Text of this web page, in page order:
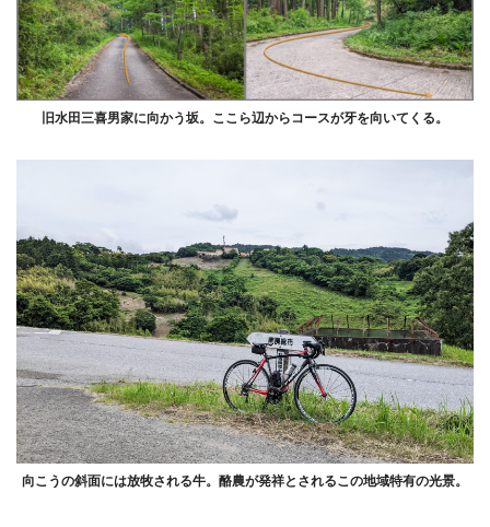
旧水田三喜男家に向かう坂。ここら辺からコースが牙を向いてくる。
向こうの斜面には放牧される牛。酪農が発祥とされるこの地域特有の光景。